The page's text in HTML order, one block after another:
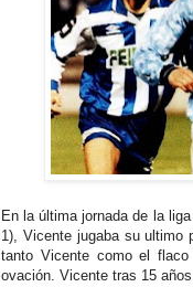
En la última jornada de la
1), Vicente jugaba su ultimo
tanto Vicente como el
ovación. Vicente tras 15